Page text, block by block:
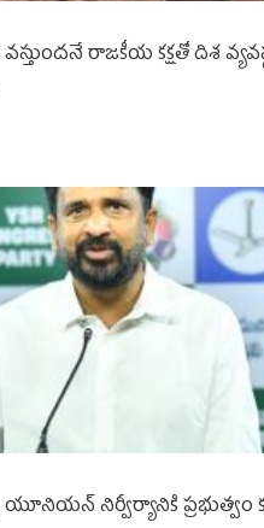
రాజకీయ కక్షతో దిశ
నిర్వీర్యానికి ప్రభుత్వం